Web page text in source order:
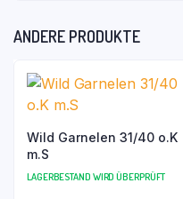
ANDERE PRODUKTE
Wild Garnelen 31/40 o.K
m.S
LAGERBESTAND WIRD ÜBERPRÜFT